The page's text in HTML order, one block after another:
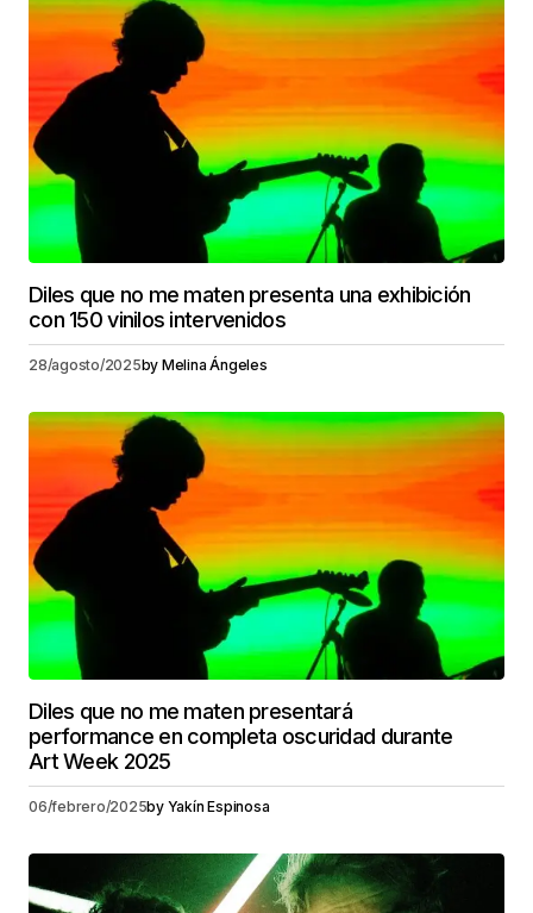
Diles que no me maten presenta una exhibición
con 150 vinilos intervenidos
28/agosto/2025by Melina Ángeles
Diles que no me maten presentará
performance en completa oscuridad durante
Art Week 2025
06/febrero/2025by Yakín Espinosa